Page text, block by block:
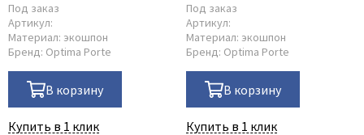
Под заказ
Артикул:
Материал: экошпон
Бренд: Optima Porte
В корзину
Купить в 1 клик
Под заказ
Артикул:
Материал: экошпон
Бренд: Optima Porte
В корзину
Купить в 1 клик